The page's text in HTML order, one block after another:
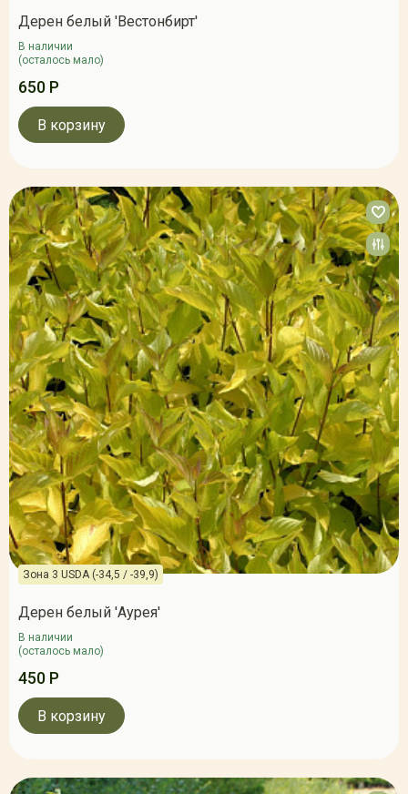
Дерен белый 'Вестонбирт'
В наличии
(осталось мало)
650 Р
В корзину
Зона 3 USDA (-34,5 / -39,9)
Дерен белый 'Аурея'
В наличии
(осталось мало)
450 Р
В корзину